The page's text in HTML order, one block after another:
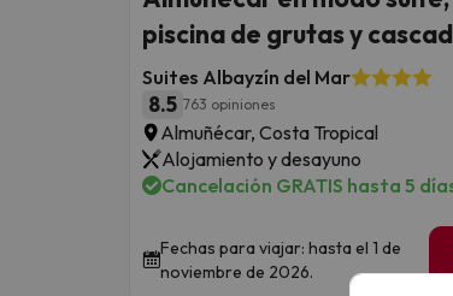
piscina de grutas y
Suites Albayzín del Mar
8.5 763 opiniones
Almuñécar, Costa Tropical
Alojamiento y desayuno
Cancelación GRATIS hasta 5
Fechas para viajar: hasta el 1 de
noviembre de 2026.